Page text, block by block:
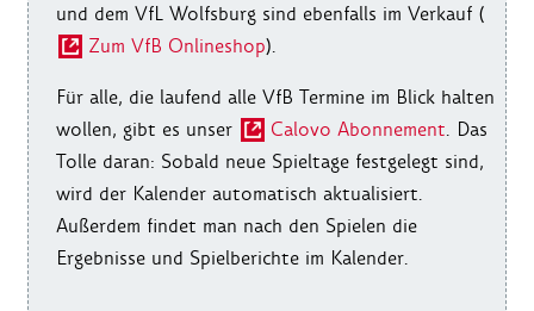
und dem VfL Wolfsburg sind ebenfalls im Verkauf (
Zum VfB Onlineshop).
Für alle, die laufend alle VfB Termine im Blick halten
wollen, gibt es unser
Calovo Abonnement. Das
Tolle daran: Sobald neue Spieltage festgelegt sind,
wird der Kalender automatisch aktualisiert.
Außerdem findet man nach den Spielen die
Ergebnisse und Spielberichte im Kalender.